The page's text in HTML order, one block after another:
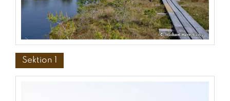
Sektion 1